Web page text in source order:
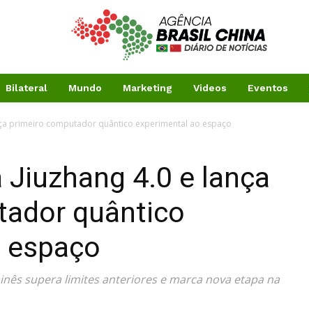
Bilateral Mundo Marketing Videos Eventos
primeiro computador quântico experimental ao espaço
4.0 e lança
quântico
supera limites anteriores e marca nova etapa na